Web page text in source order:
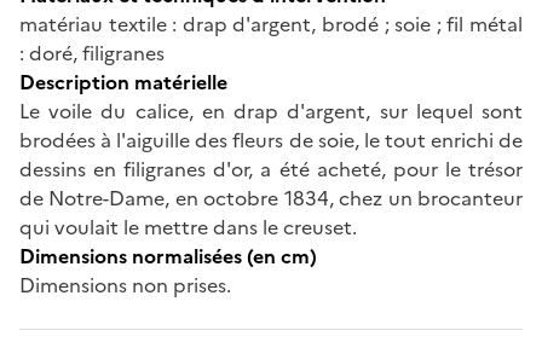
matériau textile : drap d'argent, brodé ; soie ; fil métal
: doré, filigranes
Description matérielle
Le voile du calice, en drap d'argent, sur lequel sont
brodées à l'aiguille des fleurs de soie, le tout enrichi de
dessins en filigranes d'or, a été acheté, pour le trésor
de Notre-Dame, en octobre 1834, chez un brocanteur
qui voulait le mettre dans le creuset.
Dimensions normalisées (en cm)
Dimensions non prises.